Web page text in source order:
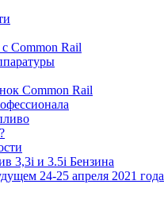
Common Rail
Common Rail
3,3i и 3.5i Бензина
24-25 апреля 2021 года